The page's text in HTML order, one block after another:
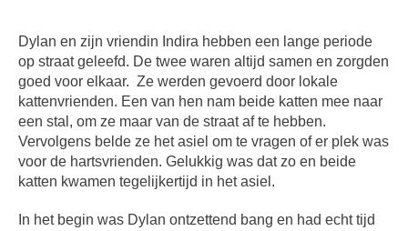
Dylan en zijn vriendin Indira hebben een lange periode
op straat geleefd. De twee waren altijd samen en zorgden
goed voor elkaar. Ze werden gevoerd door lokale
kattenvrienden. Een van hen nam beide katten mee naar
een stal, om ze maar van de straat af te hebben.
Vervolgens belde ze het asiel om te vragen of er plek was
voor de hartsvrienden. Gelukkig was dat zo en beide
katten kwamen tegelijkertijd in het asiel.
In het begin was Dylan ontzettend bang en had echt tijd